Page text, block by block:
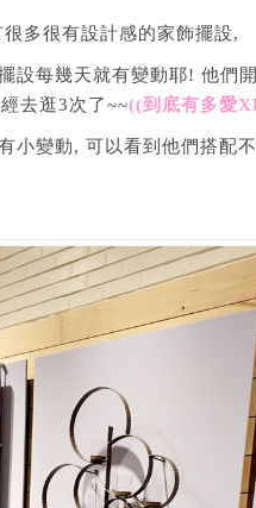
多很有設計感的家飾擺設,
設每幾天就有變動耶! 他們
去逛3次了~~((到底有多愛
小變動, 可以看到他們搭配